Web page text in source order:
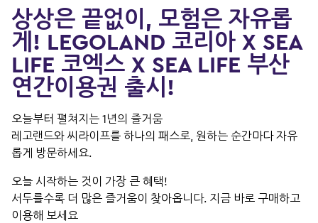
상상은 끝없이, 모험은 자유롭
게! LEGOLAND 코리아 X SEA
LIFE 코엑스 X SEA LIFE 부산
연간이용권 출시!
오늘부터 펼쳐지는 1년의 즐거움
레고랜드와 씨라이프를 하나의 패스로, 원하는 순간마다 자유
롭게 방문하세요.
오늘 시작하는 것이 가장 큰 혜택!
서두를수록 더 많은 즐거움이 찾아옵니다. 지금 바로 구매하고
이용해 보세요